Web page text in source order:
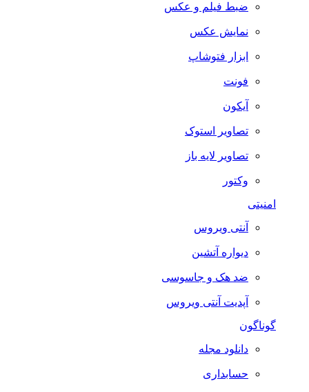
ضبط فيلم و عكس
نمایش عکس
ابزار فتوشاپ
فونت
آیکون
تصاویر استوک
تصاویر لایه باز
وکتور
امنیتی
آنتی ویروس
دیواره آتشین
ضد هک و جاسوسی
آپدیت آنتی ویروس
گوناگون
دانلود مجله
حسابداری